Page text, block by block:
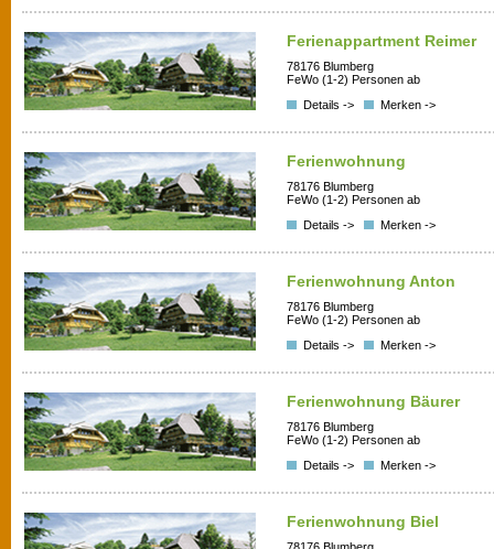
Ferienappartment Reimer
78176 Blumberg
FeWo (1-2) Personen ab
Details ->
Merken ->
Ferienwohnung
78176 Blumberg
FeWo (1-2) Personen ab
Details ->
Merken ->
Ferienwohnung Anton
78176 Blumberg
FeWo (1-2) Personen ab
Details ->
Merken ->
Ferienwohnung Bäurer
78176 Blumberg
FeWo (1-2) Personen ab
Details ->
Merken ->
Ferienwohnung Biel